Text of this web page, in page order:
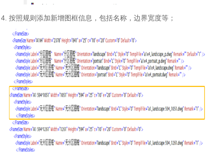
按照规则添加新增图框信息，包括名称，边界宽度等；